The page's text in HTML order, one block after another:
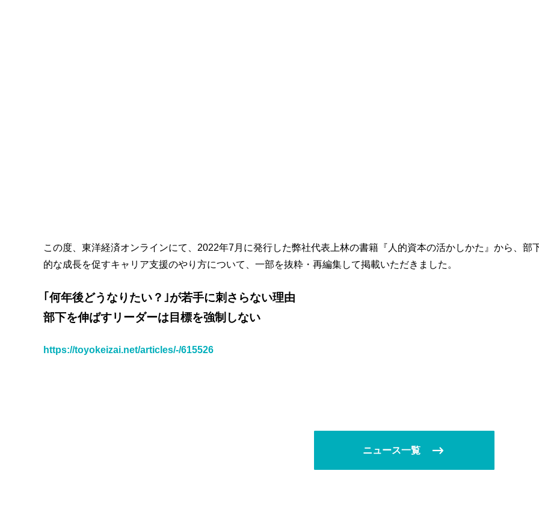
この度、東洋経済オンラインにて、2022年7月に発行した弊社代表上林の書籍『人的資本の活かしかた』から、部
的な成長を促すキャリア支援のやり方について、一部を抜粋・再編集して掲載いただきました。
｢何年後どうなりたい？｣が若手に刺さらない理由
部下を伸ばすリーダーは目標を強制しない
https://toyokeizai.net/articles/-/615526
ニュース一覧